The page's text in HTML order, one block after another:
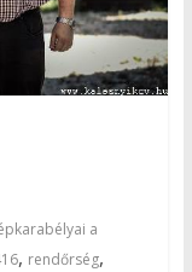
a
, rendőrség,